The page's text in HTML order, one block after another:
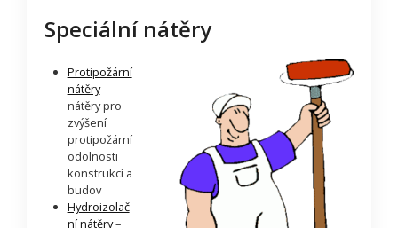
Speciální nátěry
Protipožární
nátěry–
nátěry pro
zvýšení
protipožární
odolnosti
konstrukcí a
budov
Hydroizolač
ní nátěry–